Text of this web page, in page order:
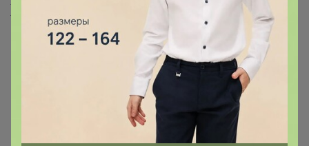
Хиты продаж